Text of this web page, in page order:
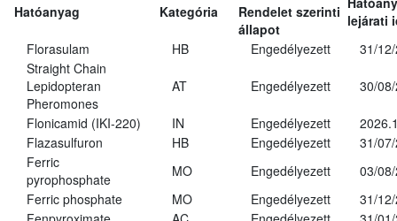
Hatóanyag Kategória
Rendelet szerinti
állapot
lejárati
Florasulam
HB Engedélyezett
31/
Straight Chain
Lepidopteran
Pheromones
AT Engedélyezett 30/
Flonicamid (IKI-220) IN Engedélyezett
Flazasulfuron
HB Engedélyezett
31/
Ferric
pyrophosphate
MO Engedélyezett
03/
Ferric phosphate
MO Engedélyezett
31/